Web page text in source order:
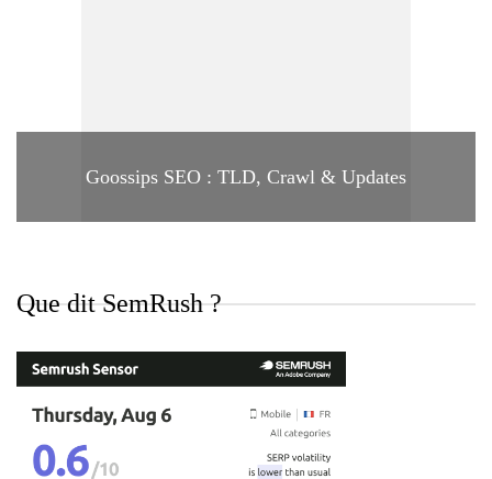
Goossips SEO : TLD, Crawl & Updates
Que dit SemRush ?